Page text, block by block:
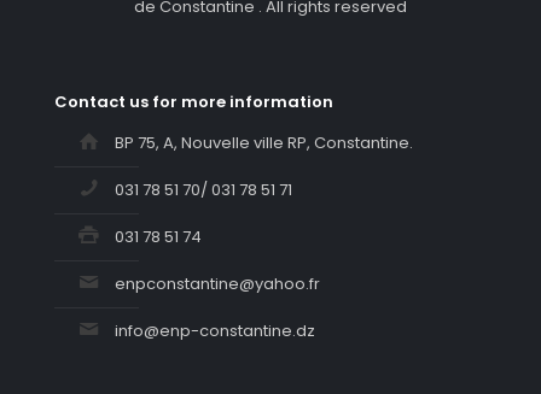
de Constantine . All rights reserved
Contact us for more information
BP 75, A, Nouvelle ville RP, Constantine.
031 78 51 70/ 031 78 51 71
031 78 51 74
enpconstantine@yahoo.fr
info@enp-constantine.dz